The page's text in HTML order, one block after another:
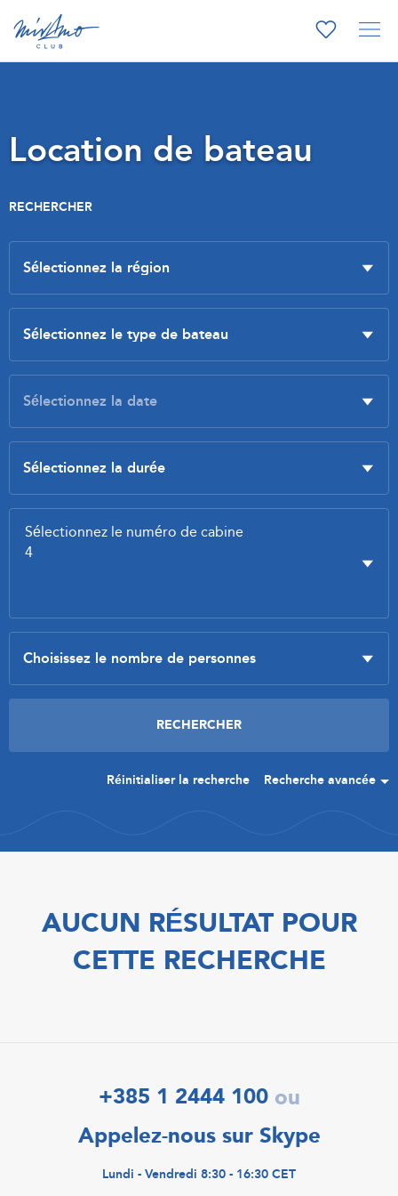
Location de bateau
RECHERCHER
Réinitialiser la recherche Recherche avancée
AUCUN RÉSULTAT POUR
CETTE RECHERCHE
+385 1 2444 100 ou
Appelez-nous sur Skype
Lundi - Vendredi 8:30 - 16:30 CET